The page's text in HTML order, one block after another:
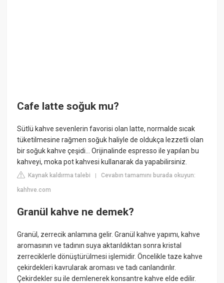
Cafe latte soğuk mu?
Sütlü kahve sevenlerin favorisi olan latte, normalde sıcak
tüketilmesine rağmen soğuk haliyle de oldukça lezzetli olan
bir soğuk kahve çeşidi… Orijinalinde espresso ile yapılan bu
kahveyi, moka pot kahvesi kullanarak da yapabilirsiniz.
Kaynak kaldırma talebi |Cevabın tamamını burada okuyun:
kahhve.com
Granül kahve ne demek?
Granül, zerrecik anlamına gelir. Granül kahve yapımı, kahve
aromasının ve tadının suya aktarıldıktan sonra kristal
zerreciklerle dönüştürülmesi işlemidir. Öncelikle taze kahve
çekirdekleri kavrularak aroması ve tadı canlandırılır.
Çekirdekler su ile demlenerek konsantre kahve elde edilir.